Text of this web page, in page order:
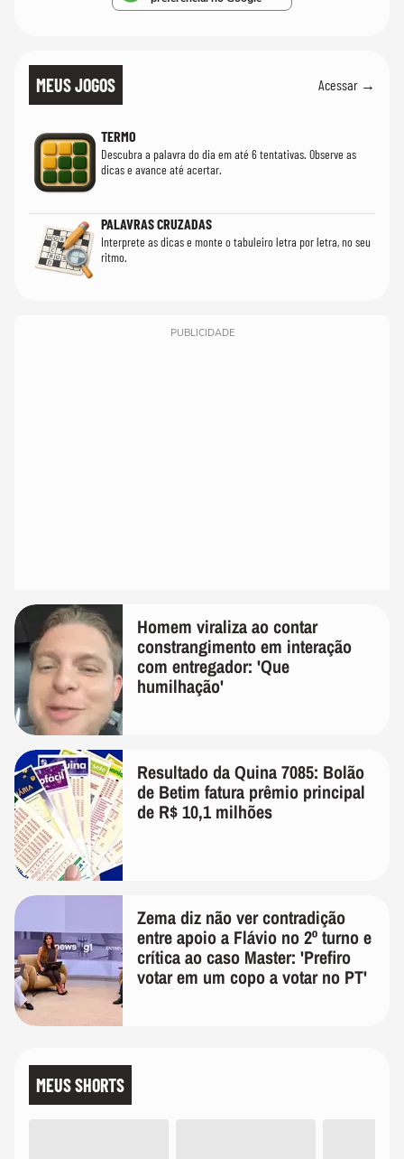
MEUS JOGOS Acessar →
TERMO
Descubra a palavra do dia em até 6 tentativas. Observe as
dicas e avance até acertar.
PALAVRAS CRUZADAS
Interprete as dicas e monte o tabuleiro letra por letra, no seu
ritmo.
PUBLICIDADE
Homem viraliza ao contar
constrangimento em interação
com entregador: 'Que
humilhação'
Resultado da Quina 7085: Bolão
de Betim fatura prêmio principal
de R$ 10,1 milhões
Zema diz não ver contradição
entre apoio a Flávio no 2º turno e
crítica ao caso Master: 'Prefiro
votar em um copo a votar no PT'
MEUS SHORTS